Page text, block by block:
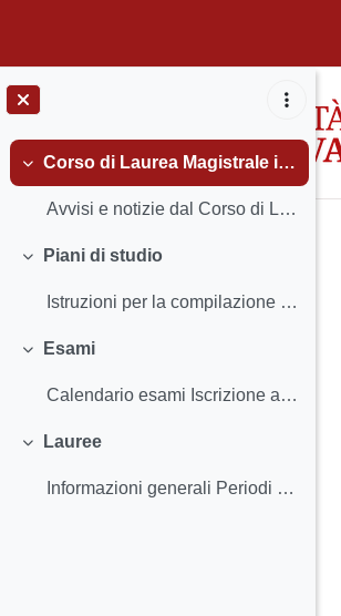
Minimizza
Corso di Laurea Magistrale in Strategie di Comunicazione
Avvisi e notizie dal Corso di Laurea Insegnamenti...
Minimizza
Piani di studio
Istruzioni per la compilazione e scadenze
Minimizza
Esami
Calendario esami Iscrizione agli esami e Registra...
Minimizza
Lauree
Informazioni generali Periodi e scadenze - Calend...